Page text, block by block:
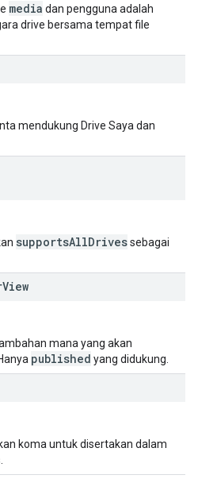
media dan pengguna adalah
drive bersama tempat file
mendukung Drive Saya dan
supportsAllDrivessebagai
View
mana yang akan
published yang didukung.
koma untuk disertakan dalam